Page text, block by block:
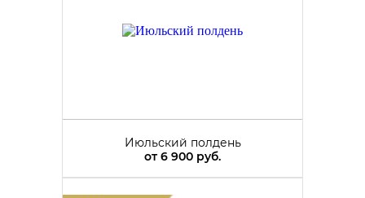
Июльский полдень
от6 900 руб.